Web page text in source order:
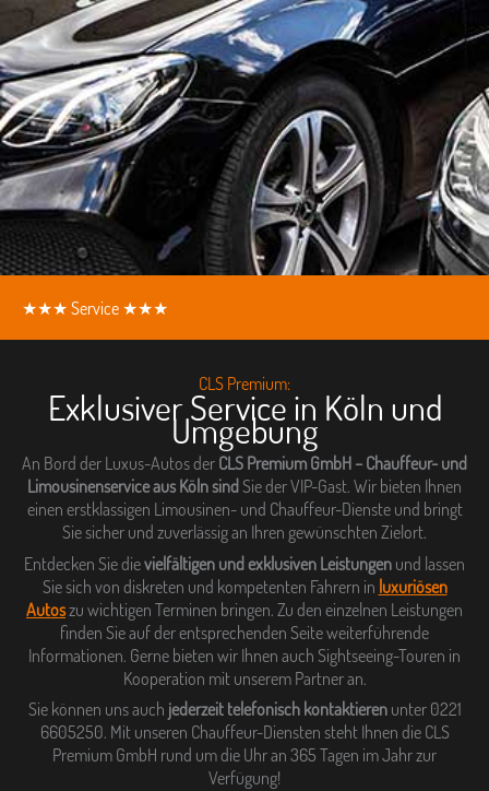
★★★ Service ★★★
CLS Premium:
Exklusiver Service in Köln und
Umgebung
An Bord der Luxus-Autos der CLS Premium GmbH – Chauffeur- und
Limousinenservice aus Köln sindSie der VIP-Gast. Wir bieten Ihnen
einen erstklassigen Limousinen- und Chauffeur-Dienste und bringt
Sie sicher und zuverlässig an Ihren gewünschten Zielort.
Entdecken Sie dievielfältigen und exklusiven Leistungen und lassen
Sie sich von diskreten und kompetenten Fahrern in luxuriösen
Autoszu wichtigen Terminen bringen. Zu den einzelnen Leistungen
finden Sie auf der entsprechenden Seite weiterführende
Informationen. Gerne bieten wir Ihnen auch Sightseeing-Touren in
Kooperation mit unserem Partner an.
Sie können uns auch jederzeit telefonisch kontaktierenunter 0221
6605250. Mit unseren Chauffeur-Diensten steht Ihnen die CLS
Premium GmbH rund um die Uhr an 365 Tagen im Jahr zur
Verfügung!